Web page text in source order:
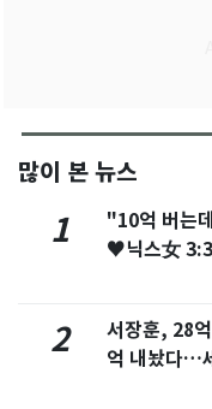
많이 본 뉴스
1
"10억 버는
♥닉스女 3:3
2
서장훈, 28
억 내놨다…